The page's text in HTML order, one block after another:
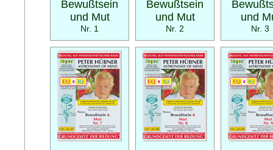
Bewußtsein
und Mut
Nr. 1
Bewußtsein
und Mut
Nr. 2
und
Nr. 3